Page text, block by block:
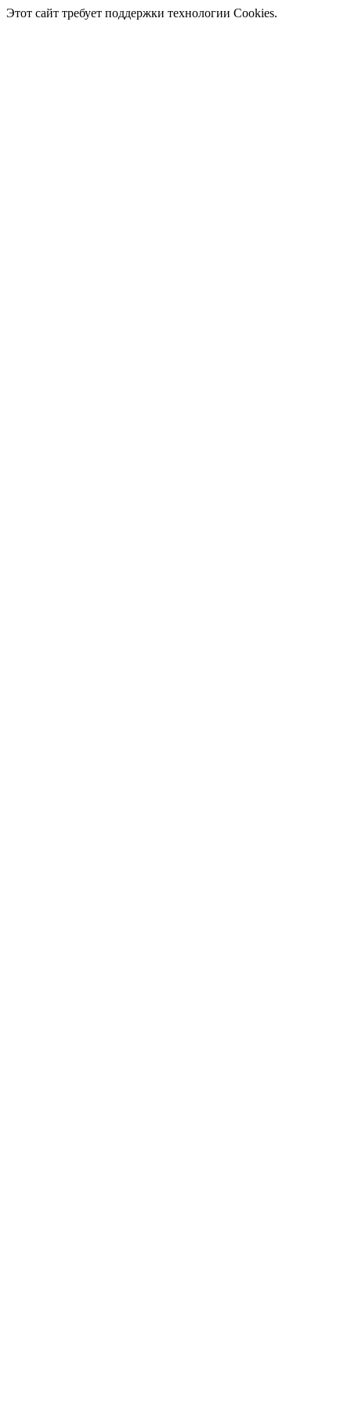
Этот сайт требует поддержки технологии Cookies.